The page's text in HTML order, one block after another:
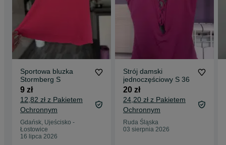
Sportowa bluzka
Stormberg S
9 zł
12,82 zł z Pakietem
Ochronnym
Gdańsk, Ujeścisko -
Łostowice
16 lipca 2026
Strój damski
jednoczęściowy S 36
20 zł
24,20 zł z Pakietem
Ochronnym
Ruda Śląska
03 sierpnia 2026